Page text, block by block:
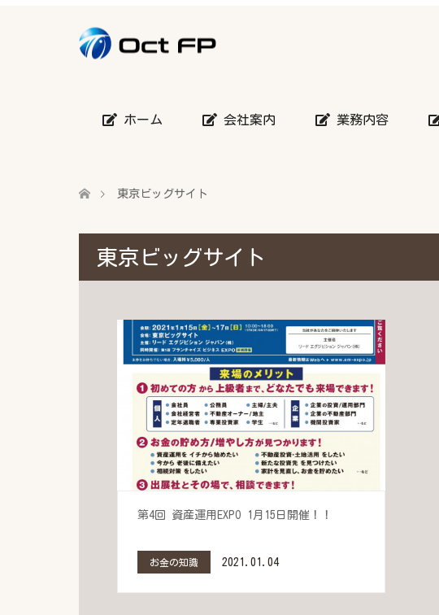
ホーム 会社案内 業務内容
東京ビッグサイト
東京ビッグサイト
第4回 資産運用EXPO 1月15日開催！！
お金の知識 2021.01.04